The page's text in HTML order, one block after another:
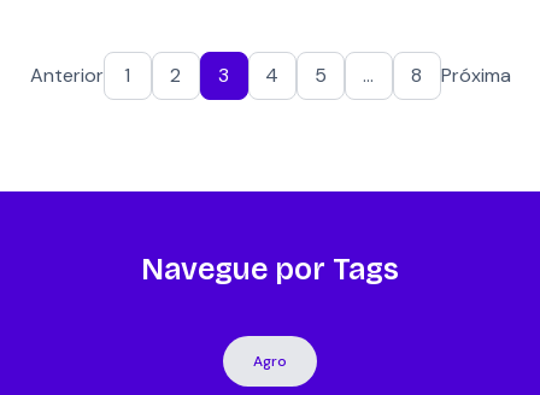
Anterior 1 2 3 4 5 … 8 Próxima
Navegue por Tags
Agro